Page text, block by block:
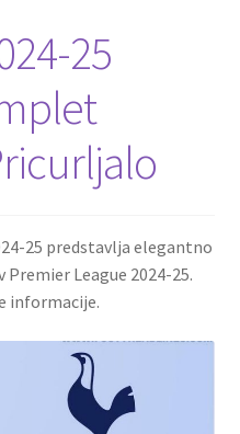
25
25 predstavlja elegantno
League 2024-25.
informacije.